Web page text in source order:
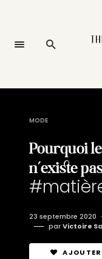
MODE
Pourquoi
n’existe
23 septembre 2020
parVictoire